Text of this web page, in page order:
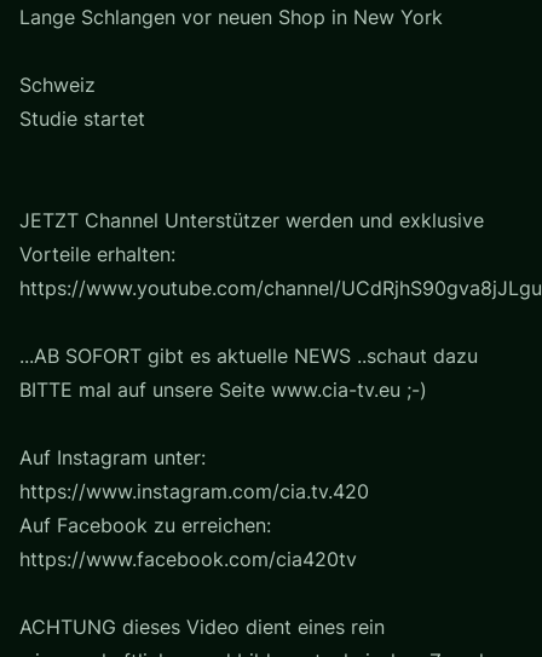
Lange Schlangen vor neuen Shop in New York
Schweiz
Studie startet
JETZT Channel Unterstützer werden und exklusive
Vorteile erhalten:
https://www.youtube.com/channel/
...AB SOFORT gibt es aktuelle NEWS ..schaut dazu
BITTE mal auf unsere Seite www.cia-tv.eu ;-)
Auf Instagram unter:
https://www.instagram.com/cia.tv.420
Auf Facebook zu erreichen:
https://www.facebook.com/cia420tv
ACHTUNG dieses Video dient eines rein